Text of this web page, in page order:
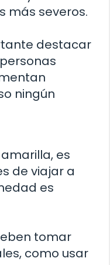
más severos.
destacar
ningún
es
de viajar a
es
tomar
como usar